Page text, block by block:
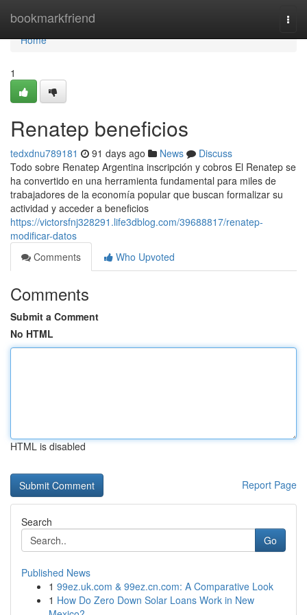
bookmarkfriend
Home
Home
1
Renatep beneficios
tedxdnu789181 91 days ago News
Discuss
Todo sobre Renatep Argentina inscripción y cobros El Renatep se
ha convertido en una herramienta fundamental para miles de
trabajadores de la economía popular que buscan formalizar su
actividad y acceder a beneficios
https://victorsfnj328291.life3dblog.com/39688817/renatep-
modificar-datos
Comments
Who Upvoted
Comments
Submit a Comment
No HTML
HTML is disabled
Report Page
Search
Go
Published News
1 99ez.uk.com & 99ez.cn.com: A Comparative Look
1 How Do Zero Down Solar Loans Work in New